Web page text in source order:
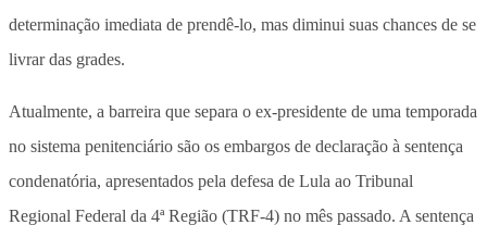
determinação imediata de prendê-lo, mas diminui suas chances de se
livrar das grades.
Atualmente, a barreira que separa o ex-presidente de uma temporada
no sistema penitenciário são os embargos de declaração à sentença
condenatória, apresentados pela defesa de Lula ao Tribunal
Regional Federal da 4ª Região (TRF-4) no mês passado. A sentença